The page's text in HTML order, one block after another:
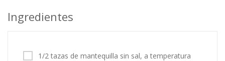
Tips y Trucos
Ingredientes
1/2 tazas de mantequilla sin sal, a temperatura